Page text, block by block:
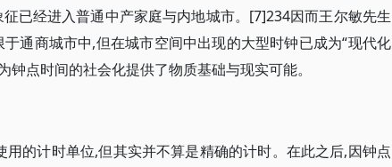
已经进入普通中产家庭与内地城市。[7]234因而王尔敏先生
通商城市中,但在城市空间中出现的大型时钟已成为“现代化
点时间的社会化提供了物质基础与现实可能。
的计时单位,但其实并不算是精确的计时。在此之后,因钟点